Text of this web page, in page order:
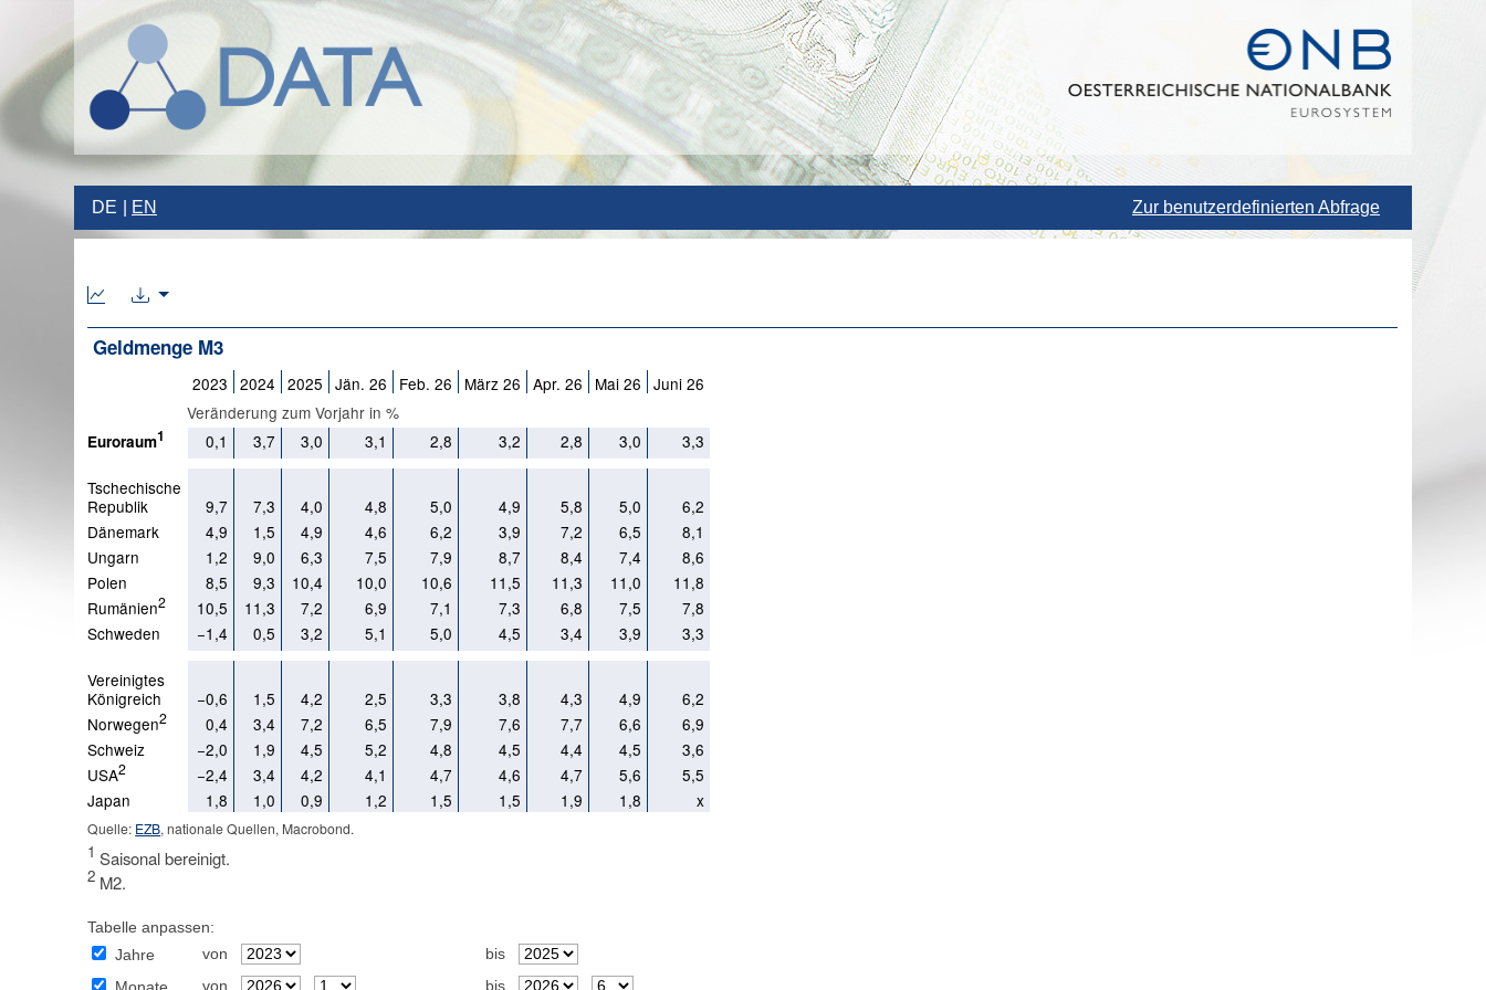
DE EN Zur benutzerdefinierten Abfrage
Geldmenge M3
2023 2024 2025 Jän. 26 Feb. 26 März 26 Apr. 26 Mai 26
Juni 26
Veränderung zum Vorjahr in %
Euroraum1 0,1 3,7 3,0 3,1 2,8 3,2 2,8 3,0 3,3
Tschechische
Republik
9,7 7,3 4,0 4,8 5,0 4,9 5,8 5,0
6,2
Dänemark
4,9 1,5 4,9 4,6 6,2 3,9 7,2 6,5
8,1
Ungarn
1,2 9,0 6,3 7,5 7,9 8,7 8,4 7,4
8,6
Polen
8,5 9,3 10,4 10,0 10,6 11,5 11,3 11,0
11,8
Rumänien2 10,5 11,3 7,2 6,9 7,1 7,3 6,8 7,5
7,8
Schweden
−1,4 0,5 3,2 5,1 5,0 4,5 3,4 3,9 3,3
Vereinigtes
Königreich
−0,6 1,5 4,2 2,5 3,3 3,8 4,3 4,9
6,2
Norwegen2 0,4 3,4 7,2 6,5 7,9 7,6 7,7 6,6
6,9
Schweiz
−2,0 1,9 4,5 5,2 4,8 4,5 4,4 4,5
3,6
USA2 −2,4 3,4 4,2 4,1 4,7 4,6 4,7 5,6
5,5
Japan
1,8 1,0 0,9 1,2 1,5 1,5 1,9 1,8 x
Quelle: EZB, nationale Quellen, Macrobond.
1 Saisonal bereinigt.
2 M2.
Tabelle anpassen:
Jahre
von
bis
von bis